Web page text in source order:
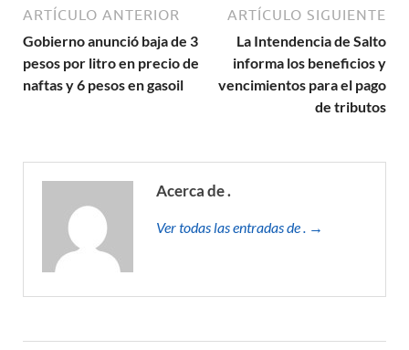
ARTÍCULO ANTERIOR
Gobierno anunció baja de 3
pesos por litro en precio de
naftas y 6 pesos en gasoil
ARTÍCULO SIGUIENTE
La Intendencia de Salto
informa los beneficios y
vencimientos para el pago
de tributos
Acerca de .
Ver todas las entradas de . →